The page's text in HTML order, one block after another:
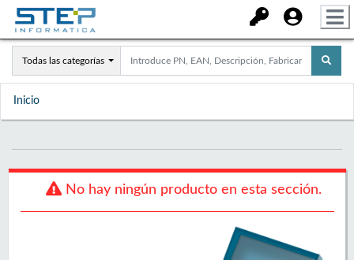
Todas las categorías
Inicio
No hay ningún producto en esta sección.